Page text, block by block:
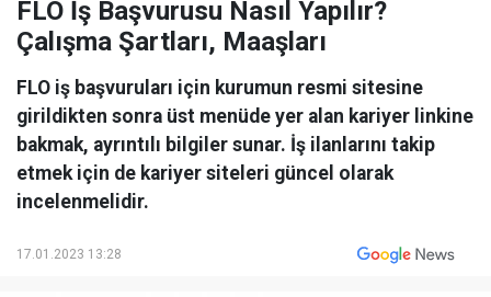
FLO İş Başvurusu Nasıl Yapılır?
Çalışma Şartları, Maaşları
FLO iş başvuruları için kurumun resmi sitesine
girildikten sonra üst menüde yer alan kariyer linkine
bakmak, ayrıntılı bilgiler sunar. İş ilanlarını takip
etmek için de kariyer siteleri güncel olarak
incelenmelidir.
17.01.2023 13:28